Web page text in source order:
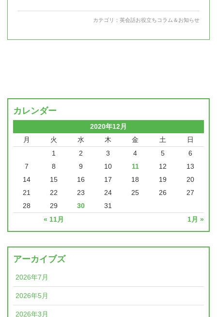
カテゴリ： 英会話お役立ちコラム＆お知らせ
カレンダー
2020年12月
月
火 水 木 金 土 日
« 11月 1月 »
1 2 3 4 5
6
7
8 9 10 11 12
13
14
15 16 17 18 19
20
21
22 23 24 25 26
27
28
29 30 31
アーカイブズ
2026年7月
2026年5月
2026年3月